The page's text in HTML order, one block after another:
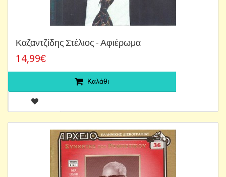
Καζαντζίδης Στέλιος - Αφιέρωμα
14,99€
Καλάθι